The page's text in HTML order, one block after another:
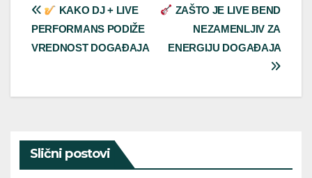
Post
navigation
ZAŠTO JE LIVE BEND
NEZAMENLJIV ZA
ENERGIJU DOGAĐAJA
KAKO DJ + LIVE
PERFORMANS PODIŽE
VREDNOST DOGAĐAJA
Slični postovi